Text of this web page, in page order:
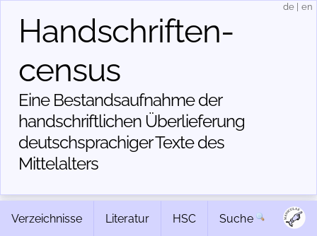
Handschriften­
census
Eine Bestandsaufnahme der
handschriftlichen Über­lieferung
deutschsprachiger Texte des
Mittelalters
de en
Verzeichnisse Literatur HSC Suche